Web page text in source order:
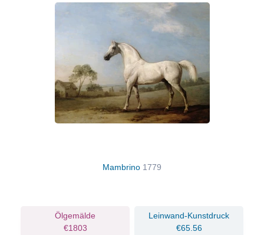
Mambrino 1779
Ölgemälde
€1803
Leinwand-Kunstdruck
€65.56